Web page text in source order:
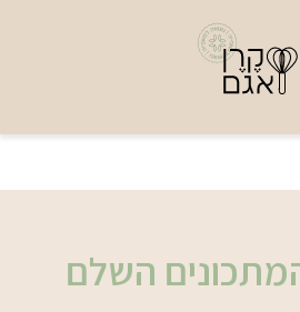
השלם